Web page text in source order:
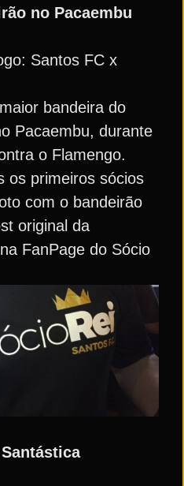
no Pacaembu
Santos FC x
bandeira do
Pacaembu, durante
o Flamengo.
os primeiros sócios
com o bandeirão
original da
FanPage do Sócio